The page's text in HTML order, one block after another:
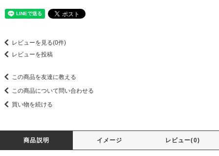
レビューを見る(0件)
レビューを投稿
この商品を友達に教える
この商品について問い合わせる
買い物を続ける
商品説明 イメージ レビュー(0)